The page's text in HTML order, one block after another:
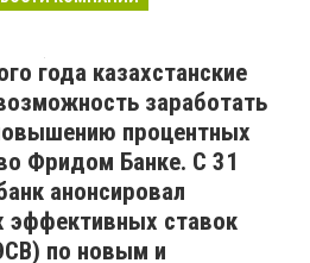
года казахстанские
заработать
процентных
Фридом Банке. С 31
анонсировал
эффективных ставок
по новым и